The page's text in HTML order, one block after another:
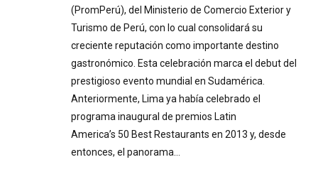
(PromPerú), del Ministerio de Comercio Exterior y
Turismo de Perú, con lo cual consolidará su
creciente reputación como importante destino
gastronómico. Esta celebración marca el debut del
prestigioso evento mundial en Sudamérica.
Anteriormente, Lima ya había celebrado el
programa inaugural de premios Latin
America’s 50 Best Restaurants en 2013 y, desde
entonces, el panorama…